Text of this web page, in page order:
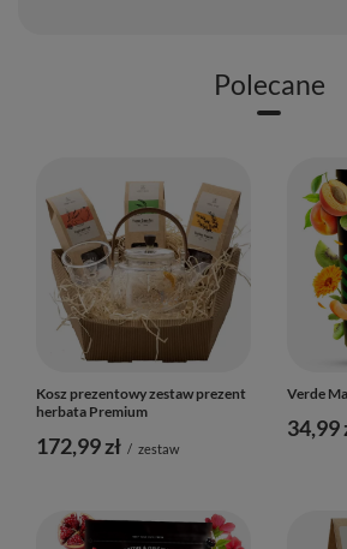
Polecane
Kosz prezentowy zestaw prezent
herbata Premium
172,99 zł / zestaw
Verde
34,99